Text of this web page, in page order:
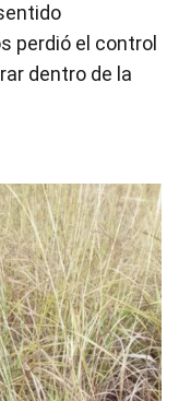
perdió el control
dentro de la